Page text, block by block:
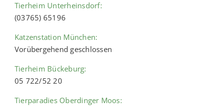
Tierheim Unterheinsdorf:
(03765) 65196
Katzenstation München:
Vorübergehend geschlossen
Tierheim Bückeburg:
05 722/52 20
Tierparadies Oberdinger Moos: